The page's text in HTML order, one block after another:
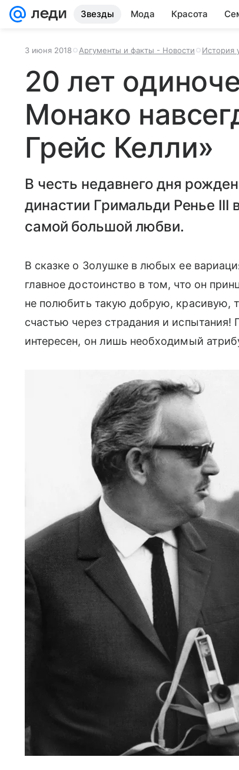
Звезды Мода Красота
3 июня 2018 Аргументы и факты - Новости История
20 лет
Монако
Грейс Келли»
В честь недавнего дня
династии Гримальди Ренье III
самой большой любви.
В сказке о Золушке в любых ее
главное достоинство в том, что он
не полюбить такую добрую, красивую,
счастью через страдания и испытания!
интересен, он лишь необходимый